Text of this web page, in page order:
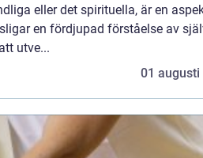
eller det spirituella, är en
en fördjupad förståelse av
utve...
01 augusti